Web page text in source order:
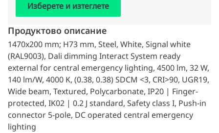
Изберете и изтеглете
Продуктово описание
1470x200 mm; H73 mm, Steel, White, Signal white
(RAL9003), Dali dimming Interact System ready
external for central emergency lighting, 4500 lm, 32 W,
140 lm/W, 4000 K, (0.38, 0.38) SDCM <3, CRI>90, UGR19,
Wide beam, Textured, Polycarbonate, IP20 | Finger-
protected, IK02 | 0.2 J standard, Safety class I, Push-in
connector 5-pole, DC operated central emergency
lighting